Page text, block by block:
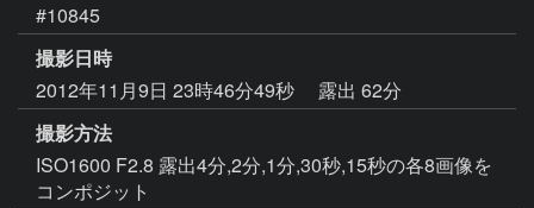
#10845
撮影日時
2012年11月9日 23時46分49秒
露出 62分
撮影方法
ISO1600 F2.8 露出4分,2分,1分,30秒,15秒の各8画像を
コンポジット